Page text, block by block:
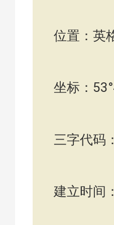
位置：英
坐标：
三字代码
建立时间